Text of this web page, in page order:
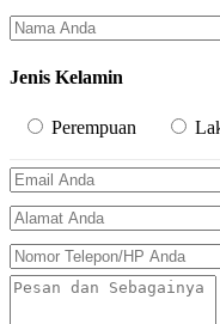
Jenis Kelamin
Perempuan